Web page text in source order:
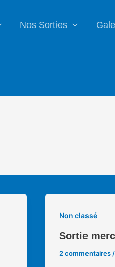
Nos Sorties
Non classé
Sortie
2 commentaires/